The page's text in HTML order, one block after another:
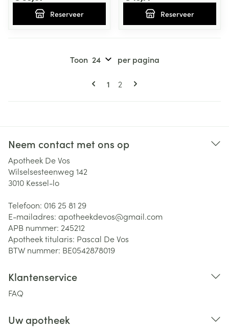
Reserveer Reserveer
Pagina's
U lees momenteel pagina
1 Pagina
2
Toon per pagina
Neem contact met ons op
Apotheek De Vos
Wilselsesteenweg 142
3010 Kessel-lo
Telefoon: 016 25 81 29
E-mailadres: apotheekdevos@gmail.com
APB nummer: 245212
Apotheek titularis: Pascal De Vos
BTW nummer: BE0542878019
Klantenservice
FAQ
Uw apotheek